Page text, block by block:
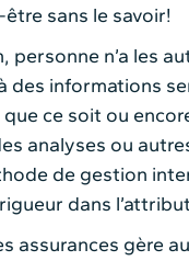
sans le savoir!
personne n’a les
des informations
ce soit ou
analyses ou
de gestion
dans
assurances gère